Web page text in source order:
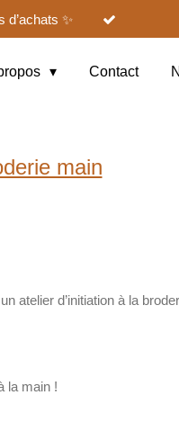
d’achats ✨
Contact
main
atelier d’initiation à la
la main !